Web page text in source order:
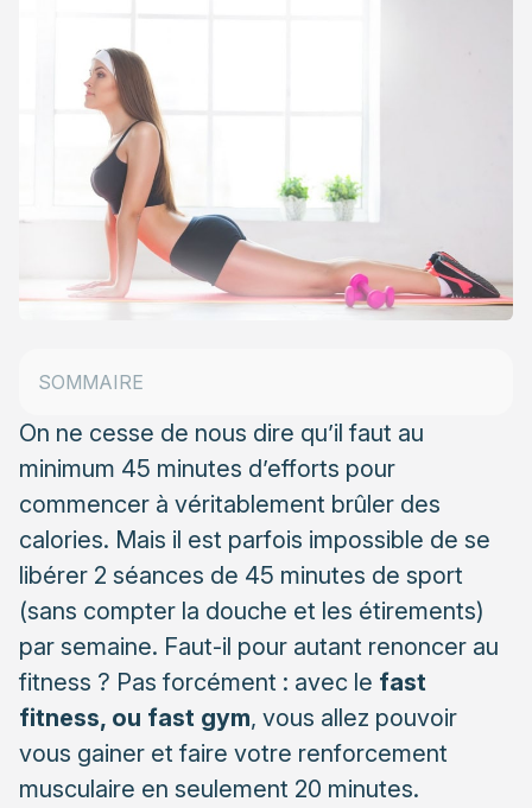
On ne cesse de nous dire qu’il faut au
minimum 45 minutes d’efforts pour
commencer à véritablement brûler des
calories. Mais il est parfois impossible de se
libérer 2 séances de 45 minutes de sport
(sans compter la douche et les étirements)
par semaine. Faut-il pour autant renoncer au
fitness ? Pas forcément : avec le fast
fitness, ou fast gym, vous allez pouvoir
vous gainer et faire votre renforcement
musculaire en seulement 20 minutes.
SOMMAIRE
Exemples d’exercices de fast fitness